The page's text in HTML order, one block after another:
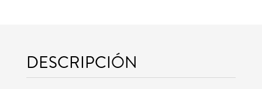
DESCRIPCIÓN